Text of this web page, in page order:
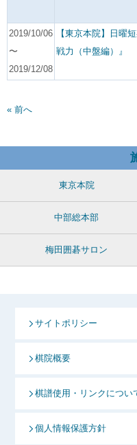
2019/10/06
〜
2019/12/08
【東京本院】日曜
戦力（中盤編）』
« 前へ
東京本院
中部総本部
梅田囲碁サロン
サイトポリシー
棋院概要
棋譜使用・リンクについ
個人情報保護方針